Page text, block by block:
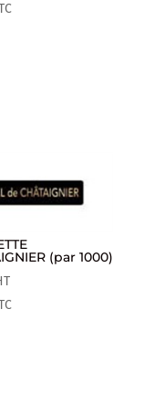
(par 1000)